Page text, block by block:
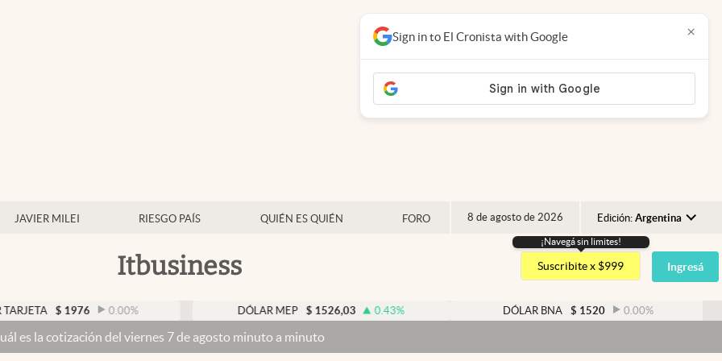
JAVIER MILEI RIESGO PAÍS QUIÉN ES QUIÉN FORO 8 de agosto de 2026 Edición: Argentina
Argentina
España
USA
Itbusiness
¡Navegá sin limites!
Suscribite x $999 Ingresá
$ 1976 0.00 % DÓLAR MEP $ 1526,03 0.43% DÓLAR BNA $ 1520 0.00 %
del viernes 7 de agosto minuto a minuto
Sign in to El Cronista with Google ×